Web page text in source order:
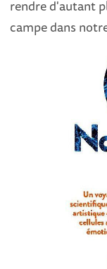
rendre d'autant
campe dans